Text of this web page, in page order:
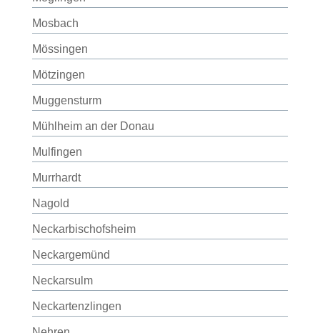
Mosbach
Mössingen
Mötzingen
Muggensturm
Mühlheim an der Donau
Mulfingen
Murrhardt
Nagold
Neckarbischofsheim
Neckargemünd
Neckarsulm
Neckartenzlingen